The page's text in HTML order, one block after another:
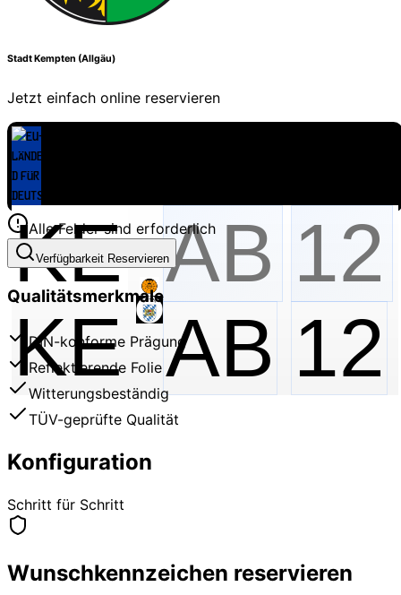
Stadt Kempten (Allgäu)
Jetzt einfach online reservieren
KE AB 12
Alle Felder sind erforderlich
Verfügbarkeit Reservieren
Qualitätsmerkmale
DIN-konforme Prägung
Reflektierende Folie
Witterungsbeständig
TÜV-geprüfte Qualität
Konfiguration
Schritt für Schritt
Wunschkennzeichen reservieren